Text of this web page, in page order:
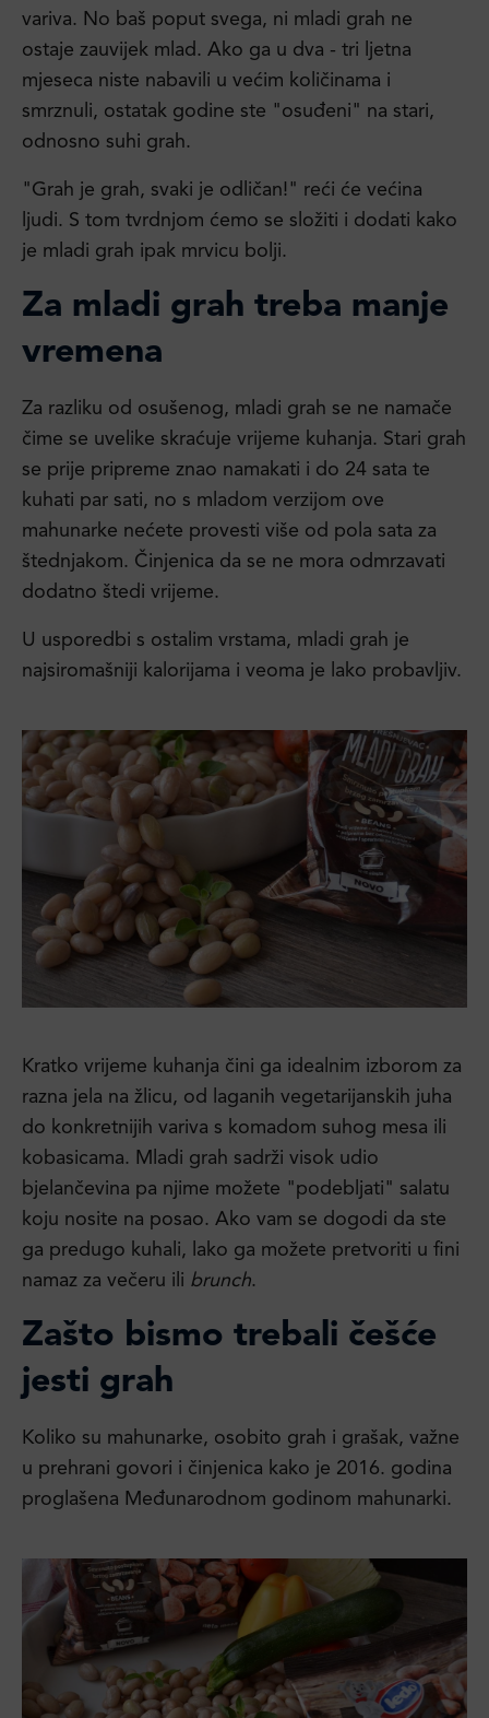
variva. No baš poput svega, ni mladi grah ne
ostaje zauvijek mlad. Ako ga u dva - tri ljetna
mjeseca niste nabavili u većim količinama i
smrznuli, ostatak godine ste "osuđeni" na stari,
odnosno suhi grah.
"Grah je grah, svaki je odličan!" reći će većina
ljudi. S tom tvrdnjom ćemo se složiti i dodati kako
je mladi grah ipak mrvicu bolji.
Za mladi grah treba manje
vremena
Za razliku od osušenog, mladi grah se ne namače
čime se uvelike skraćuje vrijeme kuhanja. Stari grah
se prije pripreme znao namakati i do 24 sata te
kuhati par sati, no s mladom verzijom ove
mahunarke nećete provesti više od pola sata za
štednjakom. Činjenica da se ne mora odmrzavati
dodatno štedi vrijeme.
U usporedbi s ostalim vrstama, mladi grah je
najsiromašniji kalorijama i veoma je lako probavljiv.
Kratko vrijeme kuhanja čini ga idealnim izborom za
razna jela na žlicu, od laganih vegetarijanskih juha
do konkretnijih variva s komadom suhog mesa ili
kobasicama. Mladi grah sadrži visok udio
bjelančevina pa njime možete "podebljati" salatu
koju nosite na posao. Ako vam se dogodi da ste
ga predugo kuhali, lako ga možete pretvoriti u fini
namaz za večeru ili brunch.
Zašto bismo trebali češće
jesti grah
Koliko su mahunarke, osobito grah i grašak, važne
u prehrani govori i činjenica kako je 2016. godina
proglašena Međunarodnom godinom mahunarki.